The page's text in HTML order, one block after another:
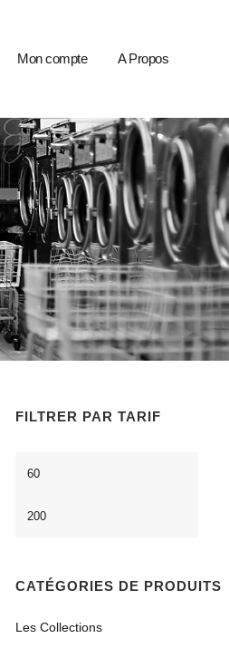
Mon compte A Propos
FILTRER PAR TARIF
CATÉGORIES DE PRODUITS
Les Collections